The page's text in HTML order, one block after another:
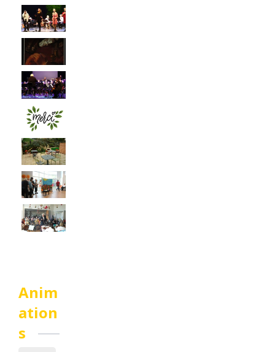
Anim
ation
s